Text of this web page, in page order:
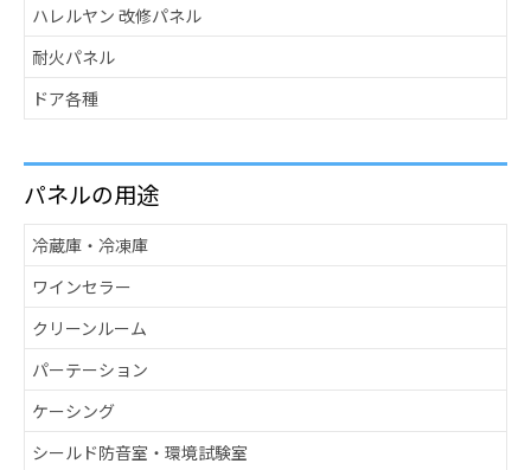
ハレルヤン 改修パネル
耐火パネル
ドア各種
パネルの用途
冷蔵庫・冷凍庫
ワインセラー
クリーンルーム
パーテーション
ケーシング
シールド防音室・環境試験室